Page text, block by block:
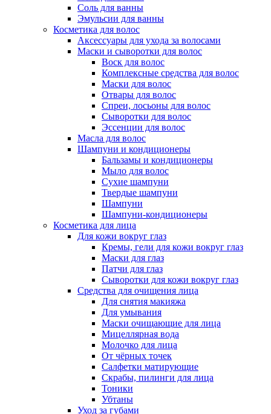
Соль для ванны
Эмульсии для ванны
Косметика для волос
Аксессуары для ухода за волосами
Маски и сыворотки для волос
Воск для волос
Комплексные средства для волос
Маски для волос
Отвары для волос
Спреи, лосьоны для волос
Сыворотки для волос
Эссенции для волос
Масла для волос
Шампуни и кондиционеры
Бальзамы и кондиционеры
Мыло для волос
Сухие шампуни
Твердые шампуни
Шампуни
Шампуни-кондиционеры
Косметика для лица
Для кожи вокруг глаз
Кремы, гели для кожи вокруг глаз
Маски для глаз
Патчи для глаз
Сыворотки для кожи вокруг глаз
Средства для очищения лица
Для снятия макияжа
Для умывания
Маски очищающие для лица
Мицеллярная вода
Молочко для лица
От чёрных точек
Салфетки матирующие
Скрабы, пилинги для лица
Тоники
Убтаны
Уход за губами